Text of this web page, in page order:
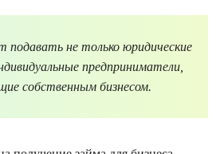
подавать не только юридические
предприниматели,
собственным бизнесом.